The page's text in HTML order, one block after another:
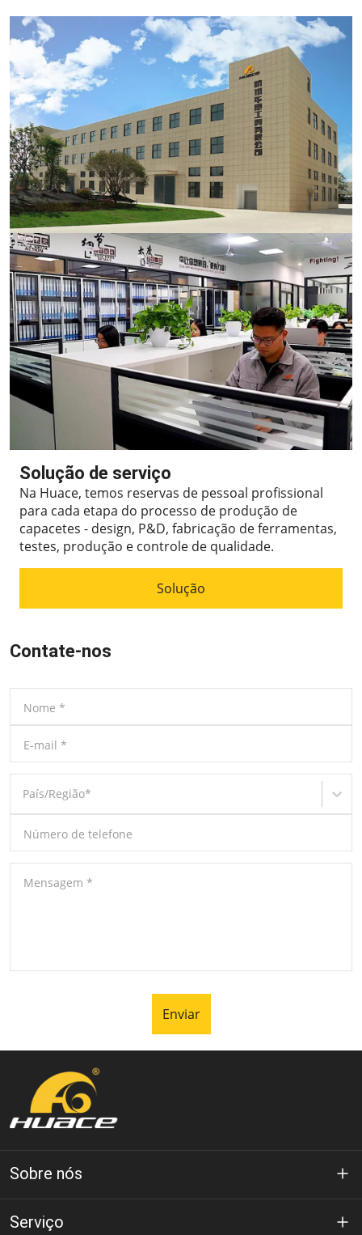
Solução de serviço
Na Huace, temos reservas de pessoal profissional
para cada etapa do processo de produção de
capacetes - design, P&D, fabricação de ferramentas,
testes, produção e controle de qualidade.
Solução
Contate-nos
Nome *
E-mail *
País/Região*
Número de telefone
Mensagem *
Enviar
Sobre nós
Sobre Huace
Serviço